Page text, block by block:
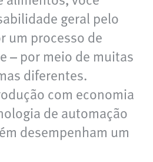
geral pelo
um processo de
– por meio de muitas
diferentes.
com economia
de automação
desempenham um